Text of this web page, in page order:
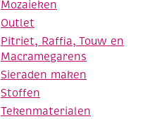
Mozaieken
Outlet
Pitriet, Raffia, Touw en
Macramegarens
Sieraden maken
Stoffen
Tekenmaterialen